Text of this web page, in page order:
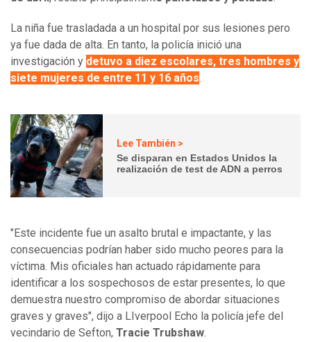
La niña fue trasladada a un hospital por sus lesiones pero
ya fue dada de alta. En tanto, la policía inició una
investigación y detuvo a diez escolares, tres hombres y
siete mujeres de entre 11 y 16 años.
Lee También >
Se disparan en Estados Unidos la
realización de test de ADN a perros
"Este incidente fue un asalto brutal e impactante, y las
consecuencias podrían haber sido mucho peores para la
víctima. Mis oficiales han actuado rápidamente para
identificar a los sospechosos de estar presentes, lo que
demuestra nuestro compromiso de abordar situaciones
graves y graves", dijo a LIverpool Echo la policía jefe del
vecindario de Sefton, Tracie Trubshaw.